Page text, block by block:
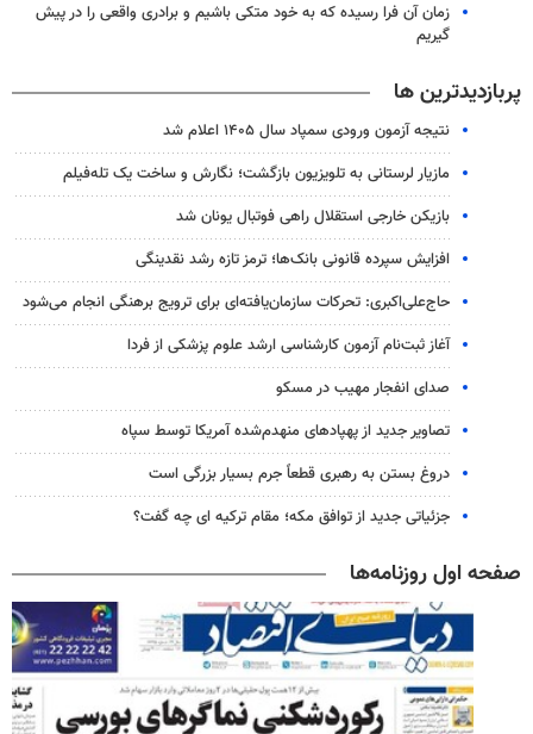
زمان آن فرا رسیده که به خود متکی باشیم و برادری واقعی را در پیش
گیریم
پربازدیدترین ها
نتیجه آزمون ورودی سمپاد سال ۱۴۰۵ اعلام شد
مازیار لرستانی به تلویزیون بازگشت؛ نگارش و ساخت یک تله‌فیلم
بازیکن خارجی استقلال راهی فوتبال یونان شد
افزایش سپرده قانونی بانک‌ها؛ ترمز تازه رشد نقدینگی
حاج‌علی‌اکبری: تحرکات سازمان‌یافته‌ای برای ترویج برهنگی انجام می‌شود
آغاز ثبت‌نام‌ آزمون کارشناسی ارشد علوم پزشکی از فردا
صدای انفجار مهیب در مسکو
تصاویر جدید از پهپادهای منهدم‌شده آمریکا توسط سپاه
دروغ بستن به رهبری قطعاً جرم بسیار بزرگی است
جزئیاتی جدید از توافق مکه؛ مقام ترکیه ای چه گفت؟
صفحه اول روزنامه‌ها